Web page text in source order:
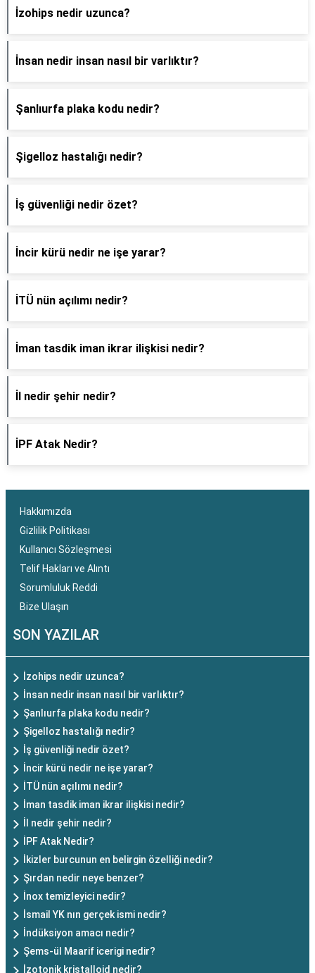
İzohips nedir uzunca?
İnsan nedir insan nasıl bir varlıktır?
Şanlıurfa plaka kodu nedir?
Şigelloz hastalığı nedir?
İş güvenliği nedir özet?
İncir kürü nedir ne işe yarar?
İTÜ nün açılımı nedir?
İman tasdik iman ikrar ilişkisi nedir?
İl nedir şehir nedir?
İPF Atak Nedir?
Hakkımızda
Gizlilik Politikası
Kullanıcı Sözleşmesi
Telif Hakları ve Alıntı
Sorumluluk Reddi
Bize Ulaşın
SON YAZILAR
İzohips nedir uzunca?
İnsan nedir insan nasıl bir varlıktır?
Şanlıurfa plaka kodu nedir?
Şigelloz hastalığı nedir?
İş güvenliği nedir özet?
İncir kürü nedir ne işe yarar?
İTÜ nün açılımı nedir?
İman tasdik iman ikrar ilişkisi nedir?
İl nedir şehir nedir?
İPF Atak Nedir?
İkizler burcunun en belirgin özelliği nedir?
Şırdan nedir neye benzer?
İnox temizleyici nedir?
İsmail YK nın gerçek ismi nedir?
İndüksiyon amacı nedir?
Şems-ül Maarif icerigi nedir?
İzotonik kristalloid nedir?